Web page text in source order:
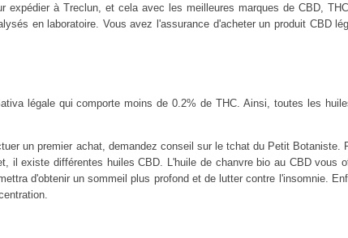
à Treclun, et cela avec les meilleures marques de CBD,
en laboratoire. Vous avez l'assurance d'acheter un produit CBD
légale qui comporte moins de 0.2% de THC. Ainsi, toutes les
un premier achat, demandez conseil sur le tchat du Petit Botaniste.
il existe différentes huiles CBD. L'huile de chanvre bio au CBD vous
d'obtenir un sommeil plus profond et de lutter contre l'insomnie.